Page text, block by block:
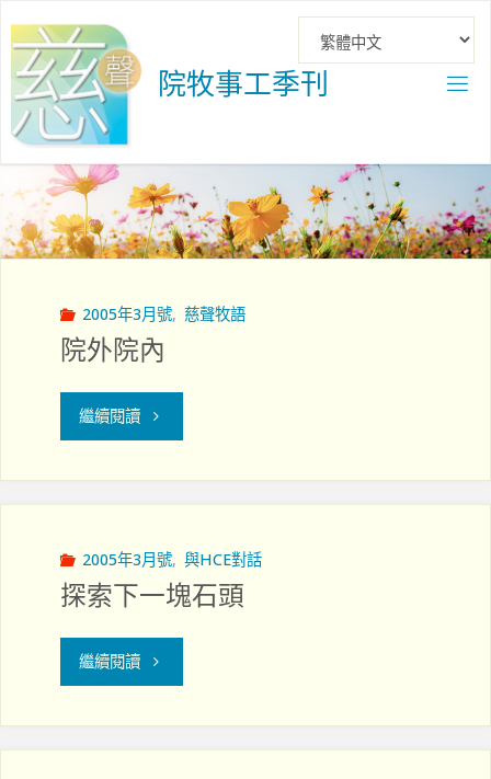
to
content
院牧事工季刊
2005年3月號, 慈聲牧語
院外院內
繼續閱讀"院
內"
2005年3月號, 與HCE對話
探索下一塊石頭
繼續閱讀"探